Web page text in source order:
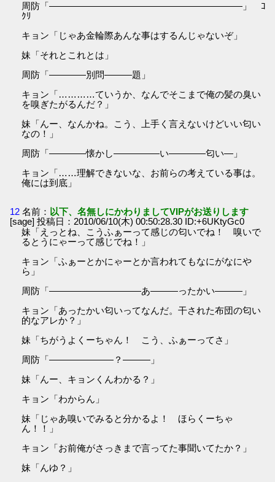
周防「―――――――――――――――――――――」 ｺ
ｸﾘ
キョン「じゃあ金輪際あんな事はするんじゃないぞ」
妹「それとこれとは」
周防「――――別問―――題」
キョン「…………ていうか、なんでそこまで俺の髪の臭い
を嗅ぎたがるんだ？」
妹「んー、なんかね。こう、上手く言えないけどいい匂い
なの！」
周防「――――懐かし―――――い――――匂い―」
キョン「……理解できないな、お前らの考えている事は。
俺には到底」
12 名前： 以下、名無しにかわりましてVIPがお送りします
[sage] 投稿日：2010/06/10(木) 00:50:28.30 ID:+6UKtyGc0
妹「えっとね、こうふぁーって感じの匂いでね！ 嗅いで
るとうにゃーって感じでね！」
キョン「ふぁーとかにゃーとか言われてもなにがなにや
ら」
周防「――――――――――あ―――ったかい―――」
キョン「あったかい匂いってなんだ。干された布団の匂い
的なアレか？」
妹「ちがうよくーちゃん！ こう、ふぁーってさ」
周防「―――――――？―――」
妹「んー、キョンくんわかる？」
キョン「わからん」
妹「じゃあ嗅いでみると分かるよ！ ほらくーちゃ
ん！！」
キョン「お前俺がさっきまで言ってた事聞いてたか？」
妹「んゆ？」